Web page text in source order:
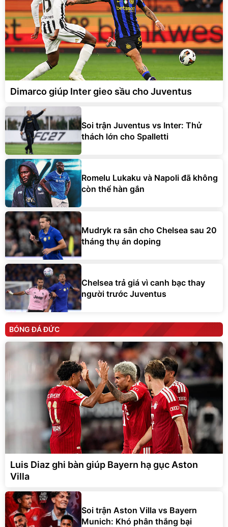
Dimarco giúp Inter gieo sầu cho Juventus
Soi trận Juventus vs Inter: Thử
thách lớn cho Spalletti
Romelu Lukaku và Napoli đã không
còn thể hàn gắn
Mudryk ra sân cho Chelsea sau 20
tháng thụ án doping
Chelsea trả giá vì canh bạc thay
người trước Juventus
BÓNG ĐÁ ĐỨC
Luis Diaz ghi bàn giúp Bayern hạ gục Aston
Villa
Soi trận Aston Villa vs Bayern
Munich: Khó phân thắng bại